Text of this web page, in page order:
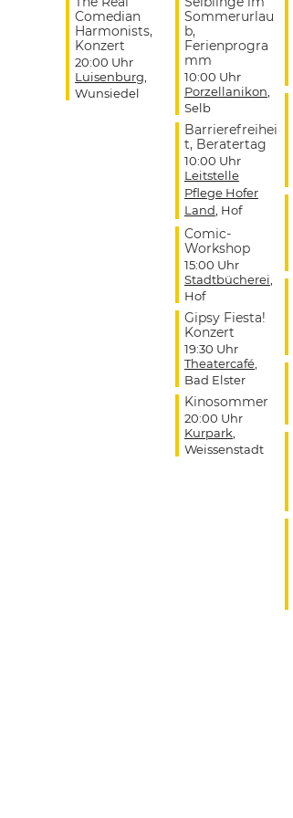
Comedian
Harmonists,
Konzert
20:00 Uhr
Luisenburg
Wunsiedel
Sommerurlau
b,
Ferienprogra
mm
10:00 Uhr
Porzellanikon
Selb
Barrierefreihei
t, Beratertag
10:00 Uhr
Leitstelle
Pflege Hofer
Land , Hof
Comic-
Workshop
15:00 Uhr
Stadtbücherei
Hof
Gipsy Fiesta!
Konzert
19:30 Uhr
Theatercafé,
Bad Elster
Kinosommer
20:00 Uhr
Kurpark
Weissenstadt